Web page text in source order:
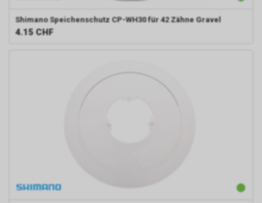
Shimano Speichenschutz CP-WH30 für 42 Zähne Gravel
4.15 CHF